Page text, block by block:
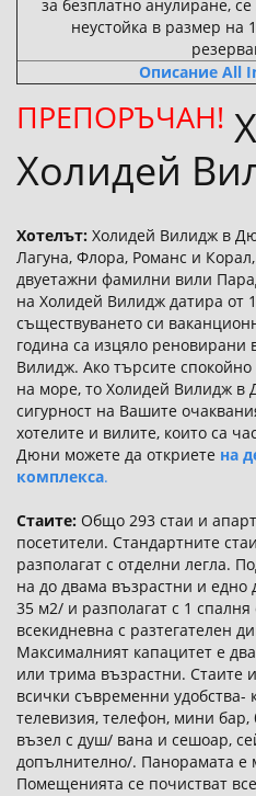
за безплатно анулиране,
неустойка в размер на
Описание All
ПРЕПОРЪЧАН!
Холидей
Хотелът: Холидей Вилидж в
Лагуна, Флора, Романс и
двуетажни фамилни вили
на Холидей Вилидж датира от
съществуването си
година са изцяло реновирани
Вилидж. Ако търсите
на море, то Холидей Вилидж в
сигурност на Вашите
хотелите и вилите, които са
Дюни можете да откриете на
комплекса.
Стаите: Общо 293 стаи и
посетители. Стандартните
разполагат с отделни легла.
на до двама възрастни и едно
35 м2/ и разполагат с 1 спалня
всекидневна с разтегателен
Максималният капацитет е
или трима възрастни. Стаите
всички съвременни удобства-
телевизия, телефон, мини бар,
възел с душ/ вана и сешоар,
допълнително/. Панорамата е
Помещенията се почистват